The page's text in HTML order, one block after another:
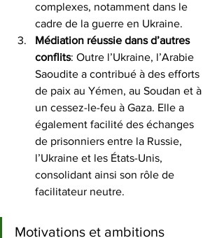
complexes, notamment dans le
cadre de la guerre en Ukraine.
Médiation réussie dans d’autres
conflits: Outre l’Ukraine, l’Arabie
Saoudite a contribué à des efforts
de paix au Yémen, au Soudan et à
un cessez-le-feu à Gaza. Elle a
également facilité des échanges
de prisonniers entre la Russie,
l’Ukraine et les États-Unis,
consolidant ainsi son rôle de
facilitateur neutre.
Motivations et ambitions